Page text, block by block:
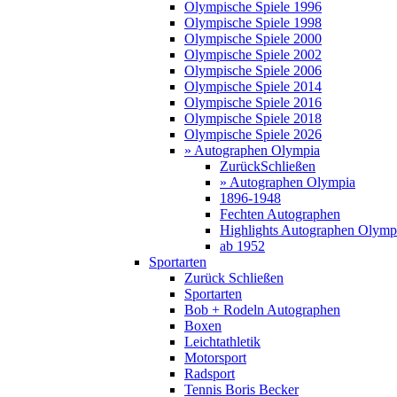
Olympische Spiele 1996
Olympische Spiele 1998
Olympische Spiele 2000
Olympische Spiele 2002
Olympische Spiele 2006
Olympische Spiele 2014
Olympische Spiele 2016
Olympische Spiele 2018
Olympische Spiele 2026
» Autographen Olympia
ZurückSchließen
» Autographen Olympia
1896-1948
Fechten Autographen
Highlights Autographen
ab 1952
Sportarten
Zurück Schließen
Sportarten
Bob + Rodeln Autographen
Boxen
Leichtathletik
Motorsport
Radsport
Tennis Boris Becker